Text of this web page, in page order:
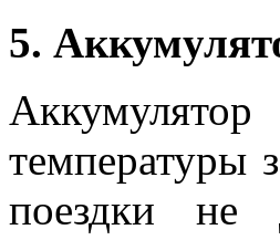
5.
температуры
поездки не